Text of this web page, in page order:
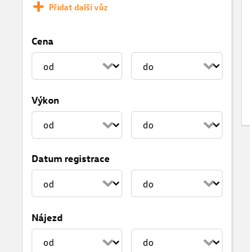
Přidat další vůz
Cena
Výkon
Datum registrace
Nájezd